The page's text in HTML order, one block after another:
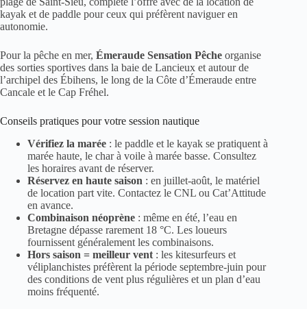
kayak et de paddle pour ceux qui préfèrent naviguer en
autonomie.
Pour la pêche en mer, Émeraude Sensation Pêche organise
des sorties sportives dans la baie de Lancieux et autour de
l’archipel des Ébihens, le long de la Côte d’Émeraude entre
Cancale et le Cap Fréhel.
Conseils pratiques pour votre session nautique
Vérifiez la marée : le paddle et le kayak se pratiquent à
marée haute, le char à voile à marée basse. Consultez
les horaires avant de réserver.
Réservez en haute saison : en juillet-août, le matériel
de location part vite. Contactez le CNL ou Cat’Attitude
en avance.
Combinaison néoprène : même en été, l’eau en
Bretagne dépasse rarement 18 °C. Les loueurs
fournissent généralement les combinaisons.
Hors saison = meilleur vent : les kitesurfeurs et
véliplanchistes préfèrent la période septembre-juin pour
des conditions de vent plus régulières et un plan d’eau
moins fréquenté.